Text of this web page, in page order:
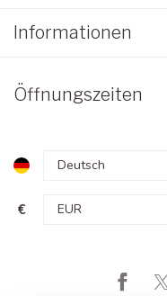
Informationen
Öffnungszeiten
€